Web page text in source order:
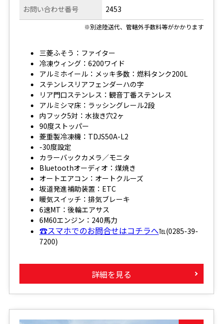
お問い合わせ番号 2453
※別途陸送代、管轄外手数料等がかかります
三菱ふそう：ファイター
冷凍ウィング：6200ワイド
アルミホイール：メッキ多数：燃料タンク200L
ステンレスリアフェンダーハの字
リア門口ステンレス：観音丁番ステンレス
アルミシマ床：ラッシングレール2段
内フック5対：水抜き穴2ヶ
90度ストッパー
菱重製冷凍機：TDJS50A-L2
-30度設定
カラーバックカメラ／モニタ
Bluetoothオーディオ：煤焼き
オートエアコン：オートクルーズ
坂道発進補助装置：ETC
暖気スイッチ：排気ブレーキ
6速MT：後輪エアサス
6M60エンジン：240馬力
☎スマホでのお問合せはコチラへ℡(0285-39-
7200)
詳細を見る